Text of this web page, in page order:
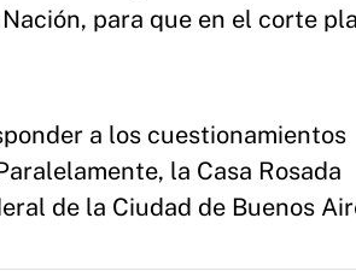
para que en el corte
a los cuestionamientos
la Casa Rosada
de la Ciudad de Buenos